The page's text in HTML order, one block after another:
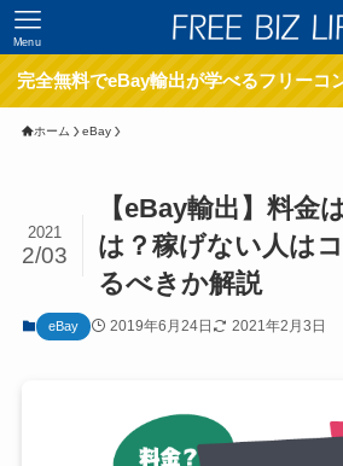
Menu
完全無料でeBay輸出が学べるフリーコ
ホーム eBay
【eBay輸出】料金
は？稼げない人は
るべきか解説
2021
2/03
eBay 2019年6月24日 2021年2月3日